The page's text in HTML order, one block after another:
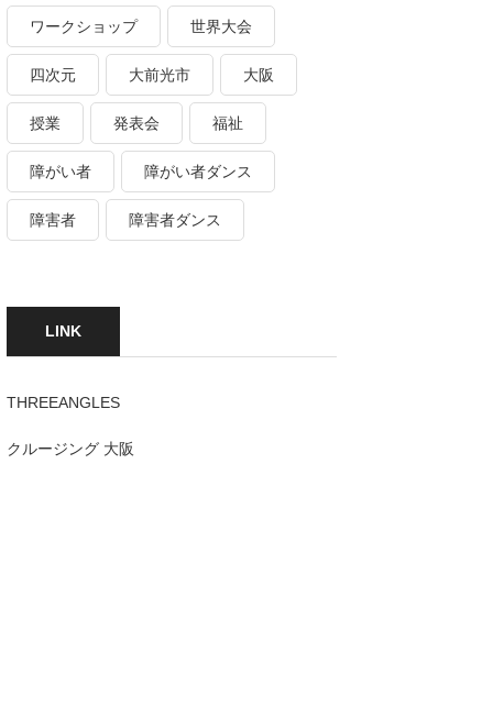
ワークショップ 世界大会
四次元 大前光市 大阪
授業 発表会 福祉
障がい者 障がい者ダンス
障害者 障害者ダンス
LINK
THREEANGLES
クルージング 大阪